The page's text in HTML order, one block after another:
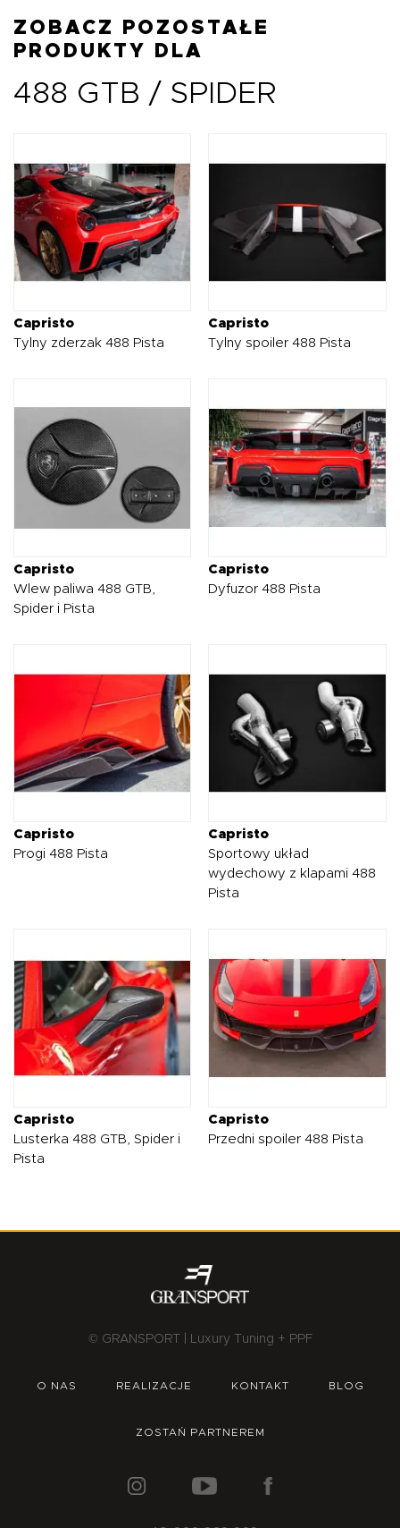
ZOBACZ POZOSTAŁE
PRODUKTY DLA
488 GTB / SPIDER
Capristo
Tylny zderzak 488 Pista
Capristo
Tylny spoiler 488 Pista
Capristo
Wlew paliwa 488 GTB,
Spider i Pista
Capristo
Dyfuzor 488 Pista
Capristo
Progi 488 Pista
Capristo
Sportowy układ
wydechowy z klapami 488
Pista
Capristo
Lusterka 488 GTB, Spider i
Pista
Capristo
Przedni spoiler 488 Pista
© GRANSPORT | Luxury Tuning + PPF
O NAS REALIZACJE KONTAKT BLOG
ZOSTAŃ PARTNEREM